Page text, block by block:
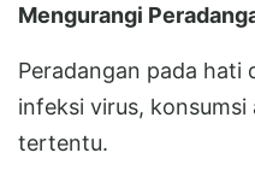
Mengurangi
Peradangan pada hati
infeksi virus,
tertentu.